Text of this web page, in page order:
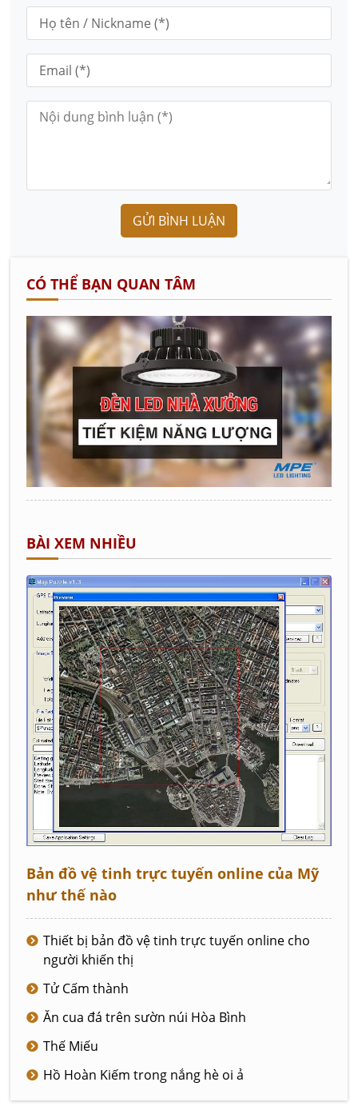
GỬI BÌNH LUẬN
CÓ THỂ BẠN QUAN TÂM
BÀI XEM NHIỀU
Bản đồ vệ tinh trực tuyến online của Mỹ
như thế nào
Thiết bị bản đồ vệ tinh trực tuyến online cho
người khiến thị
Tử Cấm thành
Ăn cua đá trên sườn núi Hòa Bình
Thế Miếu
Hồ Hoàn Kiếm trong nắng hè oi ả